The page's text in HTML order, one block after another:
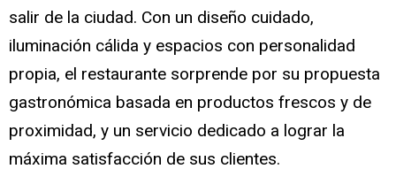
salir de la ciudad. Con un diseño cuidado,
iluminación cálida y espacios con personalidad
propia, el restaurante sorprende por su propuesta
gastronómica basada en productos frescos y de
proximidad, y un servicio dedicado a lograr la
máxima satisfacción de sus clientes.